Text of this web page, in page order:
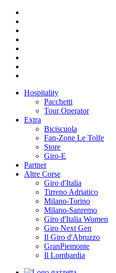
Hospitality
Pacchetti
Tour Operator
Extra
Biciscuola
Fan-Zone Le Tolfe
Store
Giro-E
Partner
Altre Corse
Giro d'Italia
Tirreno Adriatico
Milano-Torino
Milano-Sanremo
Giro d'Italia Women
Giro Next Gen
Il Giro d'Abruzzo
GranPiemonte
Il Lombardia